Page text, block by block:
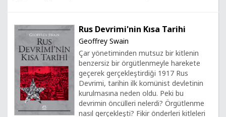
Rus Devrimi'nin Kısa Tarihi
Geoffrey Swain
Çar yönetiminden mutsuz bir kitlenin
benzersiz bir örgütlenmeyle harekete
geçerek gerçekleştirdiği 1917 Rus
Devrimi, tarihin ilk komünist devletinin
kurulmasına neden oldu. Peki bu
devrimin öncülleri nelerdi? Örgütlenme
nasıl gerçekleşti? Fikir önderleri kitleleri